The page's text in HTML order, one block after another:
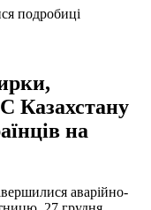
Казахстану
на
аварійно-